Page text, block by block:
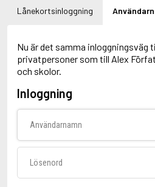
Lånekortsinloggning
Nu är det samma inloggningsväg
privatpersoner som till Alex
och skolor.
Inloggning